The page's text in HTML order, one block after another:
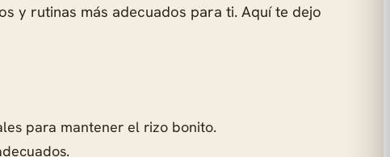
y rutinas más adecuados para ti. Aquí te dejo
para mantener el rizo bonito.